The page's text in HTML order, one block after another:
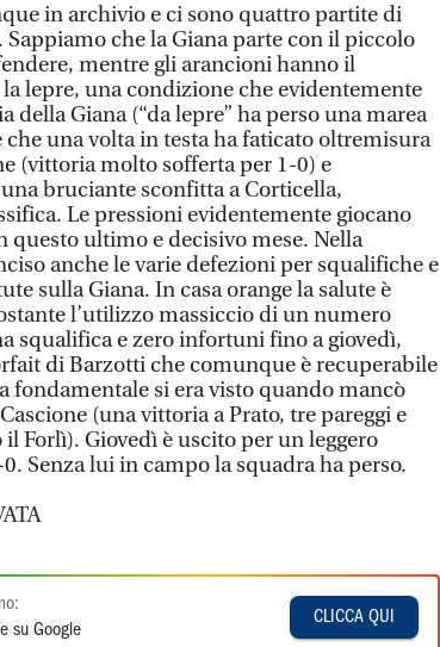
in archivio e ci sono quattro partite di
che la Giana parte con il piccolo
mentre gli arancioni hanno il
lepre, una condizione che evidentemente
della Giana (“da lepre” ha perso una marea
una volta in testa ha faticato oltremisura
(vittoria molto sofferta per 1-0) e
bruciante sconfitta a Corticella,
Le pressioni evidentemente giocano
questo ultimo e decisivo mese. Nella
anche le varie defezioni per squalifiche e
sulla Giana. In casa orange la salute è
l’utilizzo massiccio di un numero
squalifica e zero infortuni fino a giovedì,
di Barzotti che comunque è recuperabile
fondamentale si era visto quando mancò
(una vittoria a Prato, tre pareggi e
Forlì). Giovedì è uscito per un leggero
Senza lui in campo la squadra ha perso.
su Google
CLICCA QUI